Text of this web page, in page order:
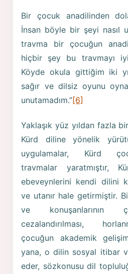
Bir çocuk anadilinden
İnsan böyle bir şeyi nasıl
travma bir çocuğun
hiçbir şey bu travmayı
Köyde okula gittiğim iki
sağır ve dilsiz oyunu
unutamadım.”[6]
Yaklaşık yüz yıldan fazla
Kürd diline yönelik
uygulamalar, Kürd
travmalar yaratmıştır,
ebeveynlerini kendi dilini
ve utanır hale getirmiştir.
ve konuşanlarının
cezalandırılması,
çocuğun akademik
yana, o dilin sosyal itibar
eder, sözkonusu dil